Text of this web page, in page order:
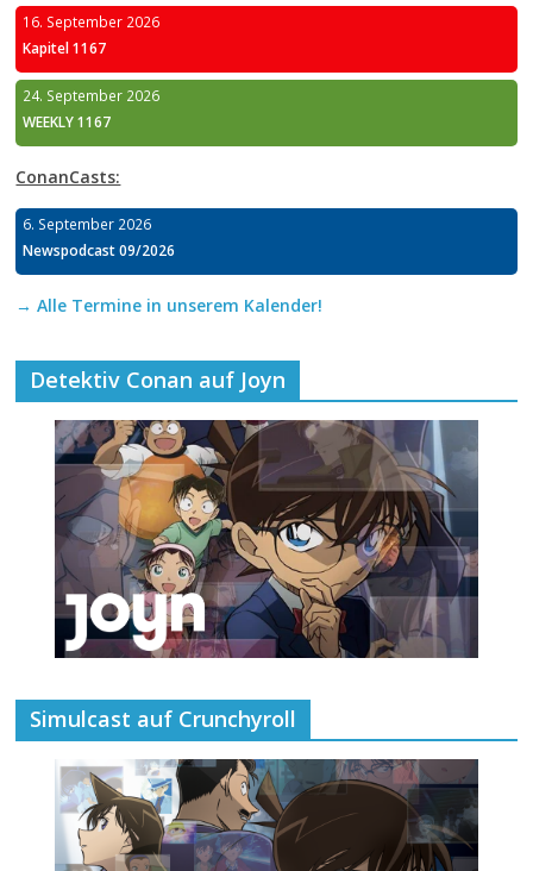
16. September 2026
Kapitel 1167
24. September 2026
WEEKLY 1167
ConanCasts:
6. September 2026
Newspodcast 09/2026
→ Alle Termine in unserem Kalender!
Detektiv Conan auf Joyn
Simulcast auf Crunchyroll